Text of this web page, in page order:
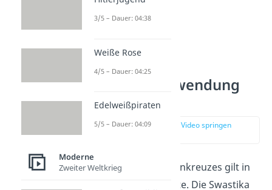
Swastika Verwendung
heute
zur Stelle im Video springen
Das Verbot des Hakenkreuzes gilt in
Deutschland bis heute. Die Swastika
3/5 – Dauer: 04:38
Weiße Rose
4/5 – Dauer: 04:25
Edelweißpiraten
5/5 – Dauer: 04:09
Moderne
Zweiter Weltkrieg